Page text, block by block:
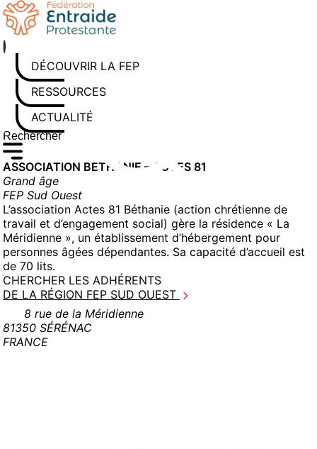
Aller
au
contenu
DÉCOUVRIR LA FEP
RESSOURCES
ACTUALITÉS
Rechercher sur le site
Saisissez au moins 3 caractères pour lancer la recherche
ASSOCIATION BETHANIE – ACTES 81
Grand âge
FEP Sud Ouest
L’association Actes 81 Béthanie (action chrétienne de
travail et d’engagement social) gère la résidence « La
Méridienne », un établissement d’hébergement pour
personnes âgées dépendantes. Sa capacité d’accueil est
de 70 lits.
CHERCHER LES ADHÉRENTS
DE LA RÉGION FEP SUD OUEST
8 rue de la Méridienne
81350 SÉRÉNAC
FRANCE